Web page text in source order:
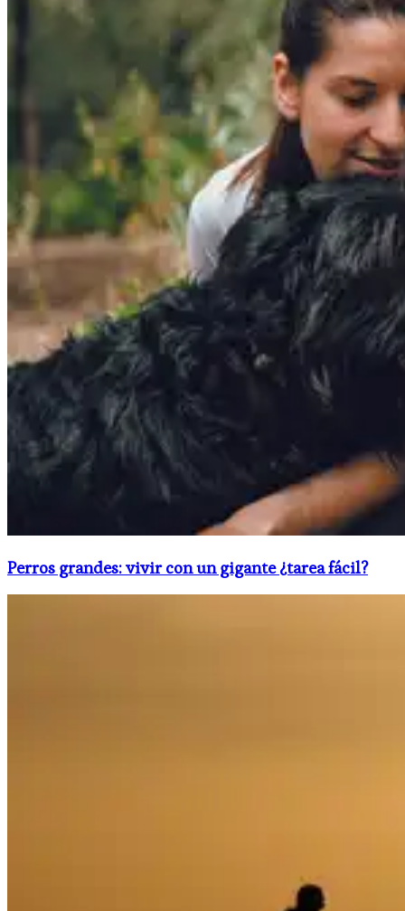
Perros grandes: vivir con un gigante ¿tarea fácil?